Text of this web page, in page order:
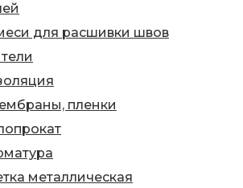
для расшивки швов
пленки
металлическая